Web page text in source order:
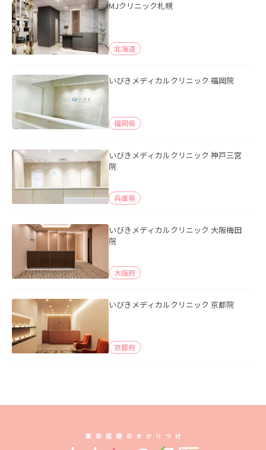
MJクリニック札幌
北海道
いびきメディカルクリニック 福岡院
福岡県
いびきメディカルクリニック 神戸三宮
院
兵庫県
いびきメディカルクリニック 大阪梅田
院
大阪府
いびきメディカルクリニック 京都院
京都府